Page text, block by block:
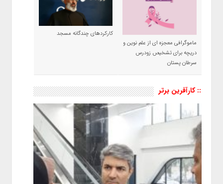
ماموگرافی معجزه ای از علم نوین و
دریچه برای تشخیص زودرس
سرطان پستان
کارکردهای چندگانه مسجد
:: کارآفرین برتر